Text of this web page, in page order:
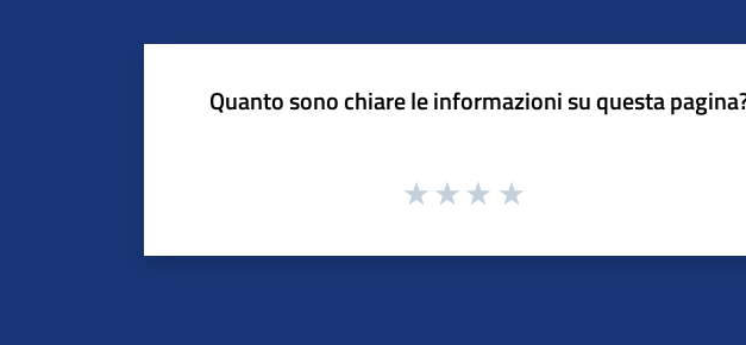
Quanto sono chiare le informazioni su questa